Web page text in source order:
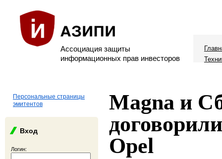
Ассоциация защиты
информационных прав инвесторов
Персональные страницы
эмитентов
Вход
Логин:
Magna и
Opel